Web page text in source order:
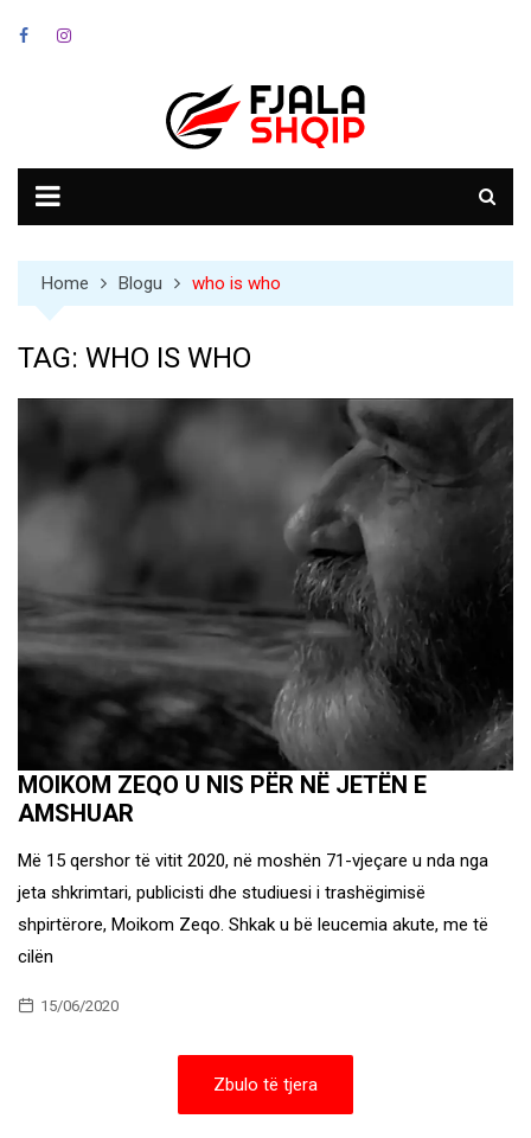
Home Blogu who is who
TAG: WHO IS WHO
MOIKOM ZEQO U NIS PËR NË JETËN E
AMSHUAR
Më 15 qershor të vitit 2020, në moshën 71-vjeçare u nda nga
jeta shkrimtari, publicisti dhe studiuesi i trashëgimisë
shpirtërore, Moikom Zeqo. Shkak u bë leucemia akute, me të
cilën
15/06/2020
Zbulo të tjera